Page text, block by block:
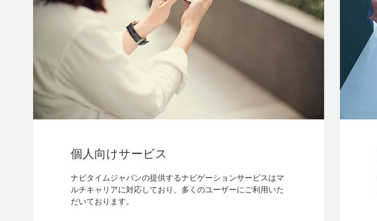
個人向けサービス
ナビタイムジャパンの提供するナビゲーションサービスはマ
ルチキャリアに対応しており、多くのユーザーにご利用いた
だいております。